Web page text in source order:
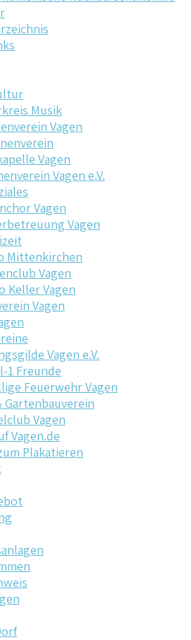
Musik
Vagen
Vagen
Vagen e.V.
Vagen
Vagen
Mittenkirchen
Vagen
Keller Vagen
Vagen
Vagen e.V.
1 Freunde
Feuerwehr Vagen
Gartenbauverein
Vagen
Vagen.de
Plakatieren